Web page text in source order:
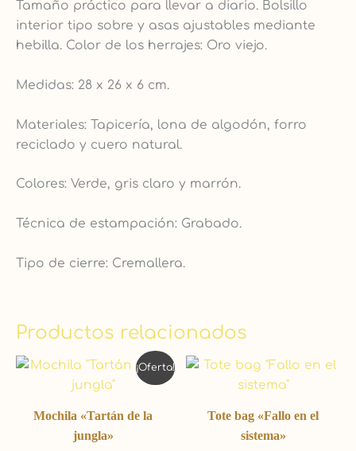
Tamaño práctico para llevar a diario. Bolsillo
interior tipo sobre y asas ajustables mediante
hebilla. Color de los herrajes: Oro viejo.
Medidas: 28 x 26 x 6 cm.
Materiales: Tapicería, lona de algodón, forro
reciclado y cuero natural.
Colores: Verde, gris claro y marrón.
Técnica de estampación: Grabado.
Tipo de cierre: Cremallera.
Productos relacionados
¡Oferta!
Mochila «Tartán de la
jungla»
El
original
65,00 €.
El
precio
62,00 €.
Tote bag «Fallo en el
sistema»